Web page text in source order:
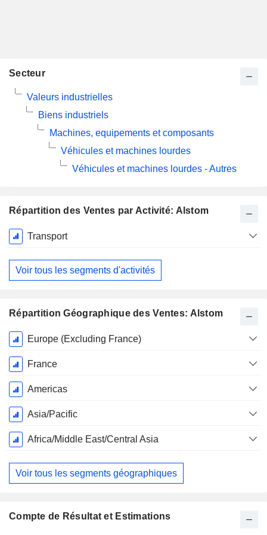
Répartition des Ventes par Activité: Alstom
Période
Fiscale:
Mars
Transport
Voir tous les segments d'activités
Répartition Géographique des Ventes: Alstom
Période
Fiscale:
Mars
Europe (Excluding France)
France
Americas
Asia/Pacific
Africa/Middle East/Central Asia
Voir tous les segments géographiques
Secteur
Valeurs industrielles
Biens industriels
Machines, equipements et composants
Véhicules et machines lourdes
Véhicules et machines lourdes - Autres
Compte de Résultat et Estimations